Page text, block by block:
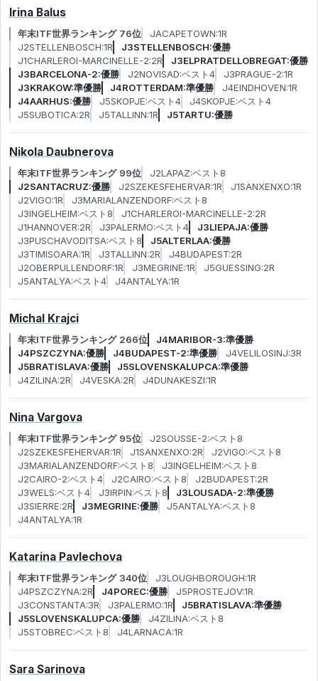
Irina Balus
年末ITF世界ランキング 76位
JACAPETOWN:1R
J2STELLENBOSCH:1R
J3STELLENBOSCH:優勝
J1CHARLEROI-MARCINELLE-2:2R
J3ELPRATDELLOBREGAT:優勝
J3BARCELONA-2:優勝
J2NOVISAD:ベスト4
J3PRAGUE-2:1R
J3KRAKOW:準優勝
J4ROTTERDAM:準優勝
J4EINDHOVEN:1R
J4AARHUS:優勝
J5SKOPJE:ベスト4
J4SKOPJE:ベスト4
J5SUBOTICA:2R
J5TALLINN:1R J5TARTU:優勝
Nikola Daubnerova
年末ITF世界ランキング 99位
J2LAPAZ:ベスト8
J2SANTACRUZ:優勝
J2SZEKESFEHERVAR:1R
J1SANXENXO:1R
J2VIGO:1R
J3MARIALANZENDORF:ベスト8
J3INGELHEIM:ベスト8
J1CHARLEROI-MARCINELLE-2:2R
J1HANNOVER:2R
J3PALERMO:ベスト4
J3LIEPAJA:優勝
J3PUSCHAVODITSA:ベスト8
J5ALTERLAA:優勝
J3TIMISOARA:1R
J3TALLINN:2R
J4BUDAPEST:2R
J2OBERPULLENDORF:1R
J3MEGRINE:1R
J5GUESSING:2R
J5ANTALYA:ベスト4
J4ANTALYA:1R
Michal Krajci
年末ITF世界ランキング 266位
J4MARIBOR-3:準優勝
J4PSZCZYNA:優勝
J4BUDAPEST-2:準優勝
J4VELILOSINJ:3R
J5BRATISLAVA:優勝
J5SLOVENSKALUPCA:準優勝
J4ZILINA:2R
J4VESKA:2R J4DUNAKESZI:1R
Nina Vargova
年末ITF世界ランキング 95位
J2SOUSSE-2:ベスト8
J2SZEKESFEHERVAR:1R
J1SANXENXO:2R
J2VIGO:ベスト8
J3MARIALANZENDORF:ベスト8
J3INGELHEIM:ベスト8
J2CAIRO-2:ベスト4
J2CAIRO:ベスト8
J2BUDAPEST:2R
J3WELS:ベスト4
J3IRPIN:ベスト8
J3LOUSADA-2:準優勝
J3SIERRE:2R
J3MEGRINE:優勝
J5ANTALYA:ベスト8
J4ANTALYA:1R
Katarina Pavlechova
年末ITF世界ランキング 340位
J3LOUGHBOROUGH:1R
J4PSZCZYNA:2R
J4POREC:優勝
J5PROSTEJOV:1R
J3CONSTANTA:3R
J3PALERMO:1R
J5BRATISLAVA:準優勝
J5SLOVENSKALUPCA:優勝
J4ZILINA:ベスト8
J5STOBREC:ベスト8
J4LARNACA:1R
Sara Sarinova